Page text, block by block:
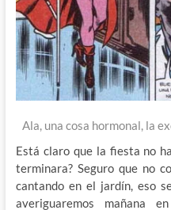
Ala, una cosa hormonal, la
Está claro que la fiesta no
terminara? Seguro que no
cantando en el jardín, eso
averiguaremos mañana